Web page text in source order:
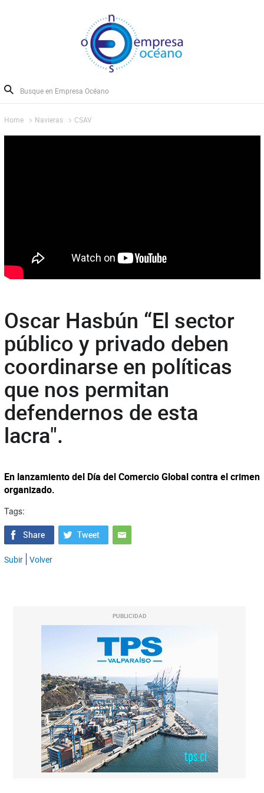
Home Navieras CSAV
Oscar Hasbún “El sector
público y privado deben
coordinarse en políticas
que nos permitan
defendernos de esta
lacra".
En lanzamiento del Día del Comercio Global contra el crimen
organizado.
Tags:
Subir Volver
PUBLICIDAD